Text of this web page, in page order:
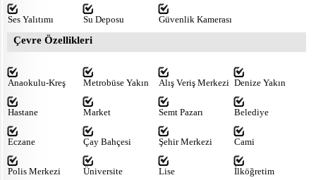
Ses Yalıtımı Su Deposu Güvenlik Kamerası
Çevre Özellikleri
Anaokulu-Kreş Metrobüse Yakın Alış Veriş Merkezi Denize Yakın
Hastane Market Semt Pazarı Belediye
Eczane Çay Bahçesi Şehir Merkezi Cami
Polis Merkezi Üniversite Lise İlköğretim